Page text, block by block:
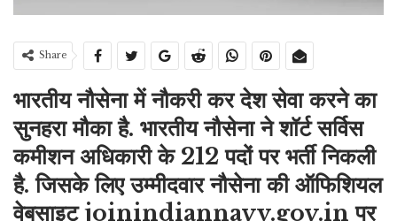
Share
भारतीय नौसेना में नौकरी कर देश सेवा करने का
सुनहरा मौका है. भारतीय नौसेना ने शॉर्ट सर्विस
कमीशन अधिकारी के 212 पदों पर भर्ती निकली
है. जिसके लिए उम्मीदवार नौसेना की ऑफिशियल
वेबसाइट joinindiannavy.gov.in पर